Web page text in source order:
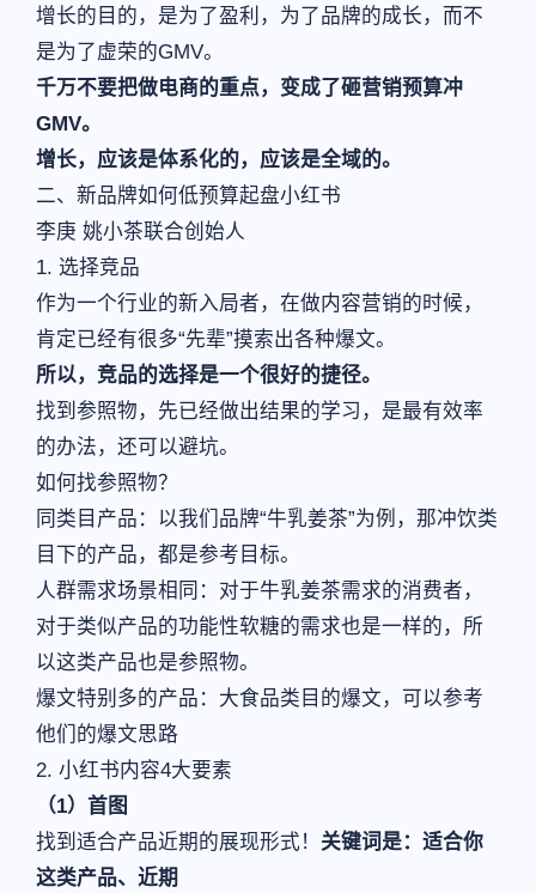
增长的目的，是为了盈利，为了品牌的成长，而不
是为了虚荣的GMV。
千万不要把做电商的重点，变成了砸营销预算冲
GMV。
增长，应该是体系化的，应该是全域的。
二、新品牌如何低预算起盘小红书
李庚 姚小茶联合创始人
1. 选择竞品
作为一个行业的新入局者，在做内容营销的时候，
肯定已经有很多“先辈”摸索出各种爆文。
所以，竞品的选择是一个很好的捷径。
找到参照物，先已经做出结果的学习，是最有效率
的办法，还可以避坑。
如何找参照物？
同类目产品：以我们品牌“牛乳姜茶”为例，那冲饮类
目下的产品，都是参考目标。
人群需求场景相同：对于牛乳姜茶需求的消费者，
对于类似产品的功能性软糖的需求也是一样的，所
以这类产品也是参照物。
爆文特别多的产品：大食品类目的爆文，可以参考
他们的爆文思路
2. 小红书内容4大要素
（1） 首图
找到适合产品近期的展现形式！ 关键词是：适合你
这类产品、近期